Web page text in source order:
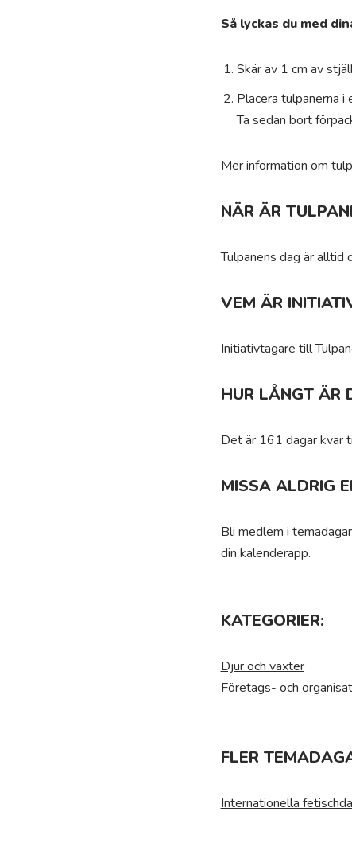
Så lyckas du med
Skär av 1 cm av
Placera tulpanerna
Ta sedan bort
Mer information om
NÄR ÄR
Tulpanens dag är alltid
VEM ÄR
Initiativtagare till
HUR LÅNGT ÄR
Det är 161 dagar kvar
MISSA ALDRIG
Bli medlem i
din kalenderapp.
KATEGORIER:
Djur och växter
Företags- och
FLER
Internationella